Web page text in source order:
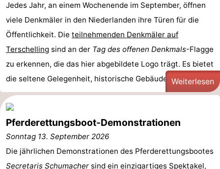
Ameland
-
Vlieland
-
Texel
Wetter
Kontakt
Jedes Jahr, an einem Wochenende im September, öffnen
viele Denkmäler in den Niederlanden ihre Türen für die
Öffentlichkeit. Die teilnehmenden Denkmäler auf
Terschelling sind an der Tag des offenen Denkmals-Flagge
zu erkennen, die das hier abgebildete Logo trägt. Es bietet
die seltene Gelegenheit, historische Gebäude, Kirchen, ...
Weiterlesen
Pferderettungsboot-Demonstrationen
Sonntag 13. September 2026
Die jährlichen Demonstrationen des Pferderettungsbootes
Secretaris Schumacher sind ein einzigartiges Spektakel,